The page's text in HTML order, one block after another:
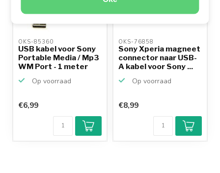
OKS-85360
USB kabel voor Sony
Portable Media / Mp3
WM Port - 1 meter
Op voorraad
€6,99
OKS-76858
Sony Xperia magneet
connector naar USB-
A kabel voor Sony ...
Op voorraad
€8,99